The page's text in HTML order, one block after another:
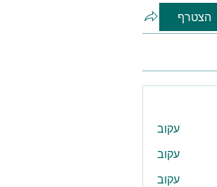
הצטרף
עקוב
עקוב
עקוב